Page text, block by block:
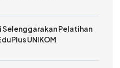
Pelatihan
UNIKOM